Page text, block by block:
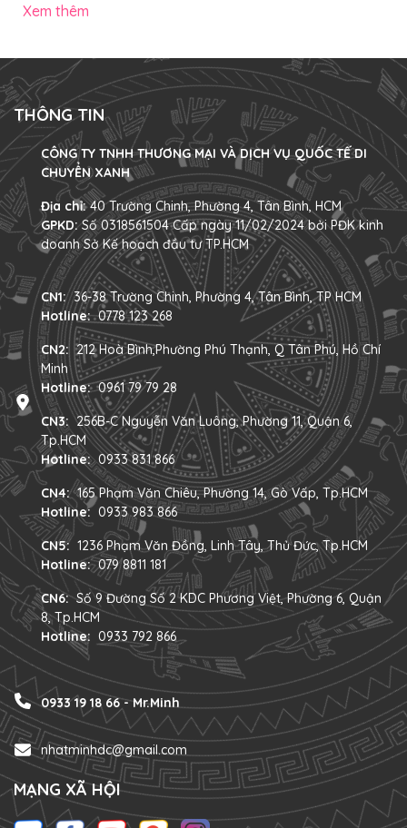
chọn được chiếc “chiến mã” ưng ý, nổi bật khi di chuyển trên
nhân 1. 4 mẫu xe đạp điện trendy ấn tượng nhất năm 2025
Dưới đây...
Xem thêm
THÔNG TIN
CÔNG TY TNHH THƯƠNG MẠI VÀ DỊCH VỤ QUỐC TẾ DI
CHUYỂN XANH
Địa chỉ:40 Trường Chinh, Phường 4, Tân Bình, HCM
GPKD:Số 0318561504 Cấp ngày 11/02/2024 bởi PĐK kinh
doanh Sở Kế hoạch đầu tư TP.HCM
CN1: 36-38 Trường Chinh, Phường 4, Tân Bình, TP HCM
Hotline: 0778 123 268
CN2: 212 Hoà Bình,Phường Phú Thạnh, Q Tân Phú, Hồ Chí
Minh
Hotline: 0961 79 79 28
CN3: 256B-C Nguyễn Văn Luông, Phường 11, Quận 6,
Tp.HCM
Hotline: 0933 831 866
CN4: 165 Phạm Văn Chiêu, Phường 14, Gò Vấp, Tp.HCM
Hotline: 0933 983 866
CN5: 1236 Phạm Văn Đồng, Linh Tây, Thủ Đức, Tp.HCM
Hotline: 079 8811 181
CN6: Số 9 Đường Số 2 KDC Phương Việt, Phường 6, Quận
8, Tp.HCM
Hotline: 0933 792 866
0933 19 18 66 - Mr.Minh
nhatminhdc@gmail.com
MẠNG XÃ HỘI